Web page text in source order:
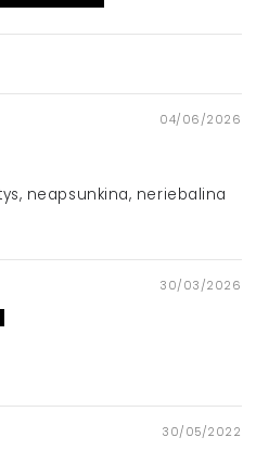
04/06/2026
neapsunkina, neriebalina
30/03/2026
30/05/2022